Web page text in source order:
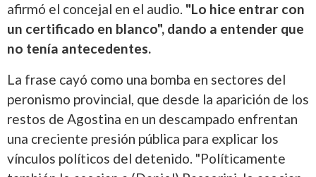
afirmó el concejal en el audio. "Lo hice entrar con
un certificado en blanco", dando a entender que
no tenía antecedentes.
La frase cayó como una bomba en sectores del
peronismo provincial, que desde la aparición de los
restos de Agostina en un descampado enfrentan
una creciente presión pública para explicar los
vínculos políticos del detenido. "Políticamente